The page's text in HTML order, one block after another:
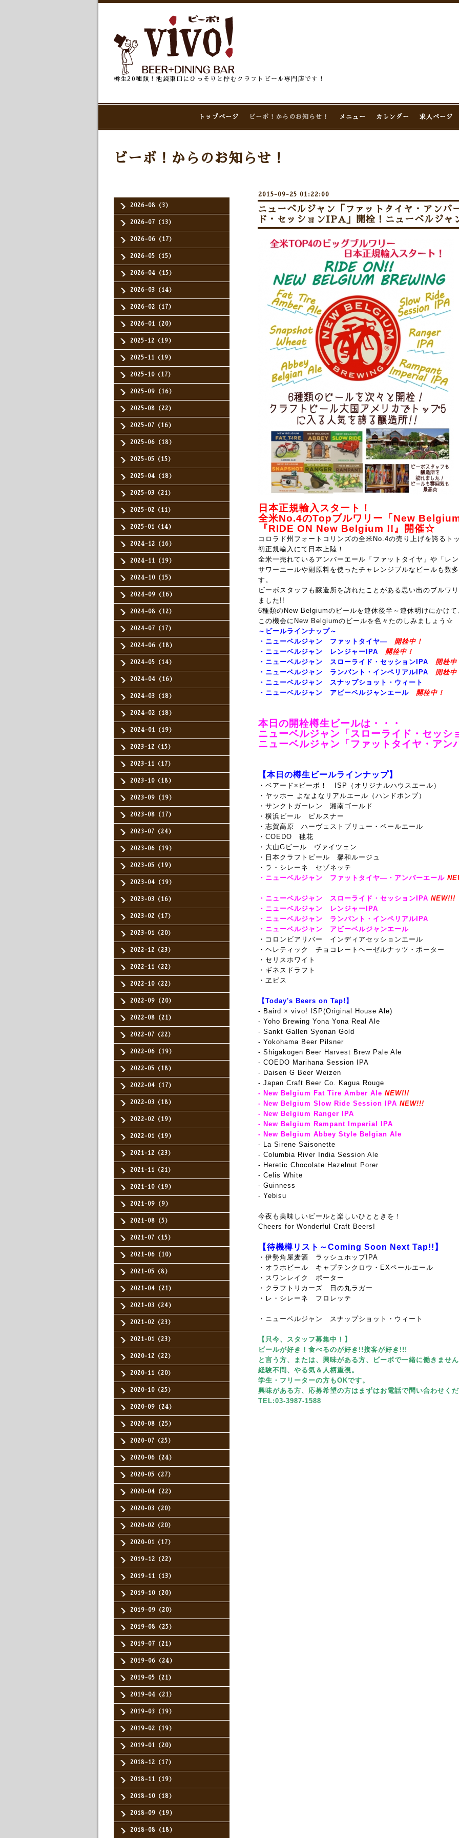
樽生20種類！池袋東口にひっそりと佇むクラフトビール専門店です！
トップページ ビーボ！からのお知らせ！ メニュー カレンダー 求人ページ
2026-08（3）
2026-07（13）
2026-06（17）
2026-05（15）
2026-04（15）
2026-03（14）
2026-02（17）
2026-01（20）
2025-12（19）
2025-11（19）
2025-10（17）
2025-09（16）
2025-08（22）
2025-07（16）
2025-06（18）
2025-05（15）
2025-04（18）
2025-03（21）
2025-02（11）
2025-01（14）
2024-12（16）
2024-11（19）
2024-10（15）
2024-09（16）
2024-08（12）
2024-07（17）
2024-06（18）
2024-05（14）
2024-04（16）
2024-03（18）
2024-02（18）
2024-01（19）
2023-12（15）
2023-11（17）
2023-10（18）
2023-09（19）
2023-08（17）
2023-07（24）
2023-06（19）
2023-05（19）
2023-04（19）
2023-03（16）
2023-02（17）
2023-01（20）
2022-12（23）
2022-11（22）
2022-10（22）
2022-09（20）
2022-08（21）
2022-07（22）
2022-06（19）
2022-05（18）
2022-04（17）
2022-03（18）
2022-02（19）
2022-01（19）
2021-12（23）
2021-11（21）
2021-10（19）
2021-09（9）
2021-08（5）
2021-07（15）
2021-06（10）
2021-05（8）
2021-04（21）
2021-03（24）
2021-02（23）
2021-01（23）
2020-12（22）
2020-11（20）
2020-10（25）
2020-09（24）
2020-08（25）
2020-07（25）
2020-06（24）
2020-05（27）
2020-04（22）
2020-03（20）
2020-02（20）
2020-01（17）
2019-12（22）
2019-11（13）
2019-10（20）
2019-09（20）
2019-08（25）
2019-07（21）
2019-06（24）
2019-05（21）
2019-04（21）
2019-03（19）
2019-02（19）
2019-01（20）
2018-12（17）
2018-11（19）
2018-10（18）
2018-09（19）
2018-08（18）
ビーボ！からのお知らせ！
2015-09-25 01:22:00
ニューベルジャン「ファットタイヤ・アンバ
ド・セッションIPA」開栓！ニューベルジャ
日本正規輸入スタート！
全米No.4のTopブルワリー「New
『RIDE ON New Belgium !!』開催☆
コロラド州フォートコリンズの全米No.4の売り上げを誇るト
初正規輸入にて日本上陸！
全米一売れているアンバーエール「ファットタイヤ」や「レ
サワーエールや副原料を使ったチャレンジブルなビールも数
す。
ビーボスタッフも醸造所を訪れたことがある思い出のブルワ
ました!!
6種類のNew Belgiumのビールを連休後半～連休明けにかけ
この機会にNew Belgiumのビールを色々たのしみましょう☆
～ビールラインナップ～
・ニューベルジャン ファットタイヤ― 開栓中！
・ニューベルジャン レンジャーIPA 開栓中！
・ニューベルジャン スローライド・セッションIPA 開栓中
・ニューベルジャン ランパント・インペリアルIPA 開栓中
・ニューベルジャン スナップショット・ウィート
・ニューベルジャン アビーベルジャンエール 開栓中！
本日の開栓樽生ビールは・・・
ニューベルジャン「スローライド・セッシ
ニューベルジャン「ファットタイヤ・アン
【本日の樽生ビールラインナップ】
・ベアード×ビーボ！ ISP（オリジナルハウスエール）
・ヤッホー よなよなリアルエール（ハンドポンプ）
・サンクトガーレン 湘南ゴールド
・横浜ビール ピルスナー
・志賀高原 ハーヴェストブリュー・ペールエール
・COEDO 毬花
・大山Gビール ヴァイツェン
・日本クラフトビール 馨和ルージュ
・ラ・シレーネ セゾネッテ
・ニューベルジャン ファットタイヤ―・アンバーエール
・ニューベルジャン スローライド・セッションIPA NEW!!!
・ニューベルジャン レンジャーIPA
・ニューベルジャン ランパント・インペリアルIPA
・ニューベルジャン アビーベルジャンエール
・コロンビアリバー インディアセッションエール
・ヘレティック チョコレートヘーゼルナッツ・ポーター
・セリスホワイト
・ギネ スドラフト
・ヱビス
【Today's Beers on Tap!】
- Baird × vivo! ISP(Original House Ale)
- Yoho Brewing Yona Yona Real Ale
- Sankt Gallen Syonan Gold
- Yokohama Beer Pilsner
- Shigakogen Beer Harvest Brew Pale Ale
- COEDO Marihana Session IPA
- Daisen G Beer Weizen
- Japan Craft Beer Co. Kagua Rouge
- New Belgium Fat Tire Amber Ale NEW!!!
- New Belgium Slow Ride Session IPA NEW!!!
- New Belgium Ranger IPA
- New Belgium Rampant Imperial IPA
- New Belgium Abbey Style Belgian Ale
- La Sirene Saisonette
- Columbia River India Session Ale
- Heretic Chocolate Hazelnut Porer
- Celis White
- Guinness
- Yebisu
今夜も美味しいビールと楽しいひとときを！
Cheers for Wonderful Craft Beers!
【待機樽リスト～Coming Soon Next Tap!!】
・伊勢角屋麦酒 ラッシュホップIPA
・オラホビール キャプテンクロウ・EXペールエール
・スワンレイク ポーター
・クラフトリカーズ 日の丸ラガー
・レ・シレーネ フロレッテ
・ニューベルジャン スナップショット・ウィート
【只今、スタッフ募集中！】
ビールが好き！食べるのが好き!!接客が好き!!!
と言う方、または、興味がある方、ビーボで一緒に働きませ
経験不問、やる気＆人柄重視。
学生・フリーターの方もOKです。
興味がある方、応募希望の方はまずはお電話で問い合わせく
TEL:03-3987-1588